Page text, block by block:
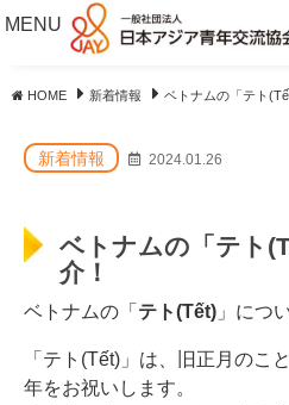
HOME 新着情報 ベトナムの「テト
新着情報 2024.01.26
ベトナムの「テト
介！
ベトナムの「 テト(Tết) 」につ
「テト(Tết)」は、旧正月のこ
年をお祝いします。
MENU